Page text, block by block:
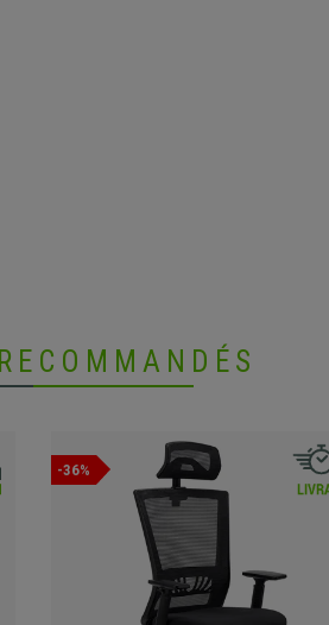
RECOMMANDÉS
-36%